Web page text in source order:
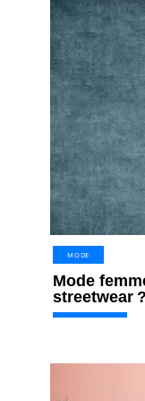
MODE
Mode
streetwear ?